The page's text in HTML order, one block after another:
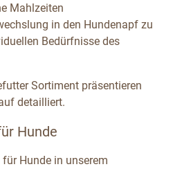
Mahlzeiten
in den Hundenapf zu
Bedürfnisse des
Sortiment präsentieren
detailliert.
Hunde
Hunde in unserem